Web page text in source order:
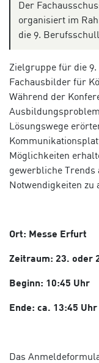
Der
organisiert im
die 9.
Zielgruppe für die
Fachausbilder für
Während der
Lösungswege
Möglichkeiten
gewerbliche Trends
Notwendigkeiten zu
Ort: Messe Erfurt
Zeitraum: 23. oder
Beginn: 10:45 Uhr
Ende: ca. 13:45 Uhr
Das